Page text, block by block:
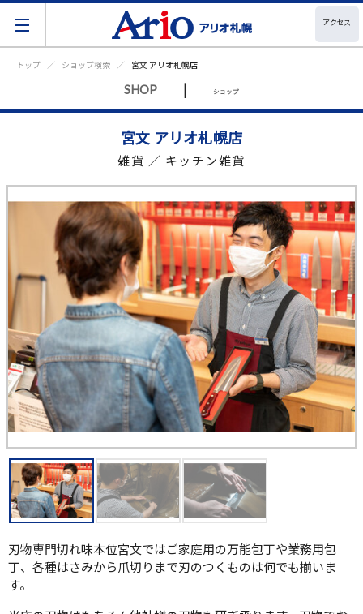
アクセス
トップ ショップ検索 宮文 アリオ札幌店
SHOP | ショップ
宮文 アリオ札幌店
雑貨 ／ キッチン雑貨
刃物専門切れ味本位宮文ではご家庭用の万能包丁や業務用包
丁、各種はさみから爪切りまで刃のつくものは何でも揃いま
す。